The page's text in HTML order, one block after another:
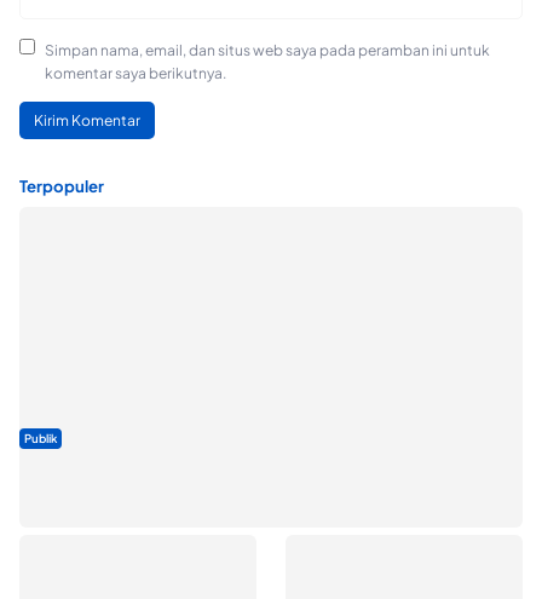
Simpan nama, email, dan situs web saya pada peramban ini untuk
komentar saya berikutnya.
Terpopuler
Publik